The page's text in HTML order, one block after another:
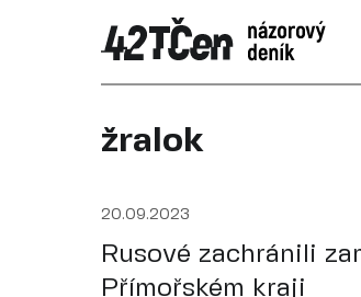
žralok
20.09.2023
Rusové zachránili
Přímořském kraji